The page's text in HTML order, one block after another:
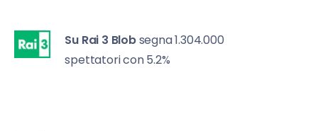
Su Rai 3 Blobsegna 1.304.000
spettatori con 5.2%